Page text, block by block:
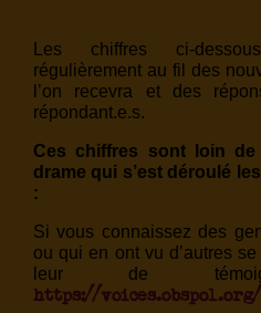
Les chiffres ci-
régulièrement au fil des
l’on recevra et des
répondant.e.s.
Ces chiffres sont loin de
drame qui s’est déroulé
:
Si vous connaissez des
ou qui en ont vu d’autres
leur de
https://